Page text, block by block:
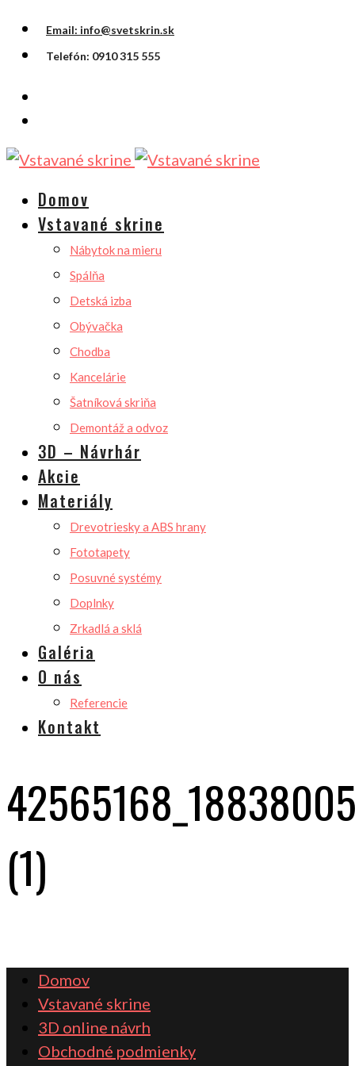
Email: info@svetskrin.sk
Telefón: 0910 315 555
Domov
Vstavané skrine
Nábytok na mieru
Spálňa
Detská izba
Obývačka
Chodba
Kancelárie
Šatníková skriňa
Demontáž a odvoz
3D – Návrhár
Akcie
Materiály
Drevotriesky a ABS hrany
Fototapety
Posuvné systémy
Doplnky
Zrkadlá a sklá
Galéria
O nás
Referencie
Kontakt
(1)
Domov
Vstavané skrine
3D online návrh
Obchodné podmienky